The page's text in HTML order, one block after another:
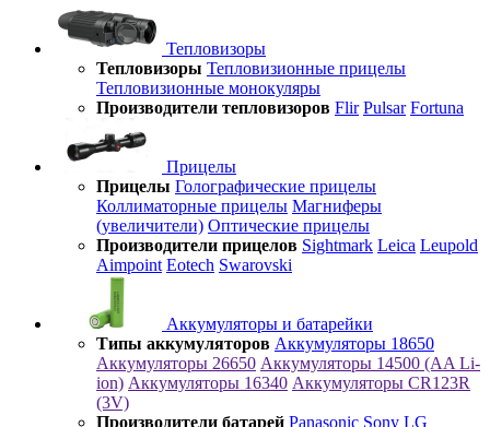
Тепловизоры
Тепловизоры Тепловизионные прицелы
Тепловизионные монокуляры
Производители тепловизоров Flir Pulsar Fortuna
Прицелы
Прицелы Голографические прицелы
Коллиматорные прицелы Магниферы
(увеличители) Оптические прицелы
Производители прицелов Sightmark Leica Leupold
Aimpoint Eotech Swarovski
Аккумуляторы и батарейки
Типы аккумуляторов Аккумуляторы 18650
Аккумуляторы 26650 Аккумуляторы 14500 (AA Li-
ion) Аккумуляторы 16340 Аккумуляторы CR123R
(3V)
Производители батарей Panasonic Sony LG